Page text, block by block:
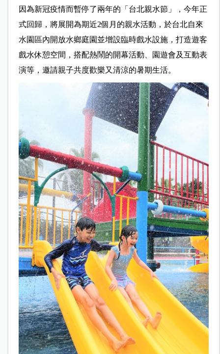
因為新冠疫情而暫停了兩年的「台北親水節」，今年正
式回歸，將展開為期近2個月的親水活動，於台北自來
水園區內開放水鄉庭園並增設臨時戲水設施，打造遊客
戲水休憩空間，搭配熱鬧的開幕活動、園遊會及互動表
演等，邀請親子共度歡樂又清涼的暑期生活。